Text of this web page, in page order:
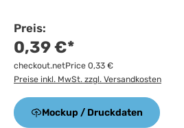
Preis:
0,39 €*
checkout.netPrice 0,33 €
Preise inkl. MwSt. zzgl. Versandkosten
Mockup / Druckdaten